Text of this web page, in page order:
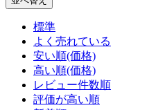
標準
よく売れている
安い順(価格)
高い順(価格)
レビュー件数順
評価が高い順